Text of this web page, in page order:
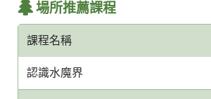
場所推薦課程
課程名稱
認識水魔界